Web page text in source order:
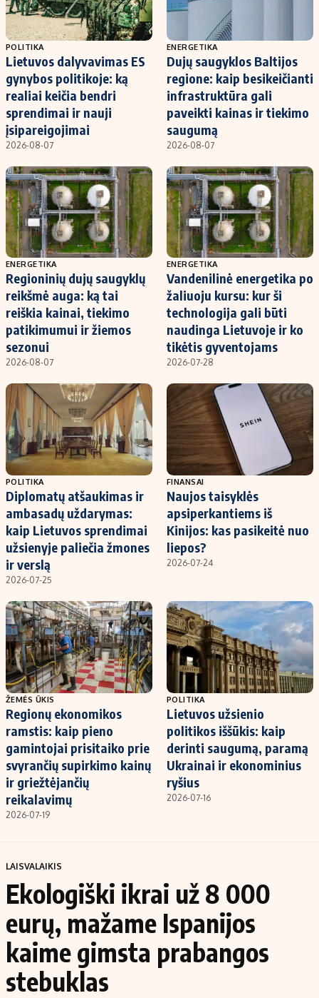
POLITIKA
Lietuvos dalyvavimas ES
gynybos politikoje: ką
realiai keičia bendri
sprendimai ir nauji
įsipareigojimai
2026-08-07
ENERGETIKA
Dujų saugyklos Baltijos
regione: kaip besikeičianti
infrastruktūra gali
paveikti kainas ir tiekimo
saugumą
2026-08-07
ENERGETIKA
Regioninių dujų saugyklų
reikšmė auga: ką tai
reiškia kainai, tiekimo
patikimumui ir žiemos
sezonui
2026-08-07
ENERGETIKA
Vandenilinė energetika po
žaliuoju kursu: kur ši
technologija gali būti
naudinga Lietuvoje ir ko
tikėtis gyventojams
2026-07-28
POLITIKA
Diplomatų atšaukimas ir
ambasadų uždarymas:
kaip Lietuvos sprendimai
užsienyje paliečia žmones
ir verslą
2026-07-25
FINANSAI
Naujos taisyklės
apsiperkantiems iš
Kinijos: kas pasikeitė nuo
liepos?
2026-07-24
ŽEMĖS ŪKIS
Regionų ekonomikos
ramstis: kaip pieno
gamintojai prisitaiko prie
svyrančių supirkimo kainų
ir griežtėjančių
reikalavimų
2026-07-19
POLITIKA
Lietuvos užsienio
politikos iššūkis: kaip
derinti saugumą, paramą
Ukrainai ir ekonominius
ryšius
2026-07-16
LAISVALAIKIS
Ekologiški ikrai už 8 000
eurų, mažame Ispanijos
kaime gimsta prabangos
stebuklas